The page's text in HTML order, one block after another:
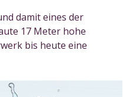
damit eines der
17 Meter hohe
bis heute eine